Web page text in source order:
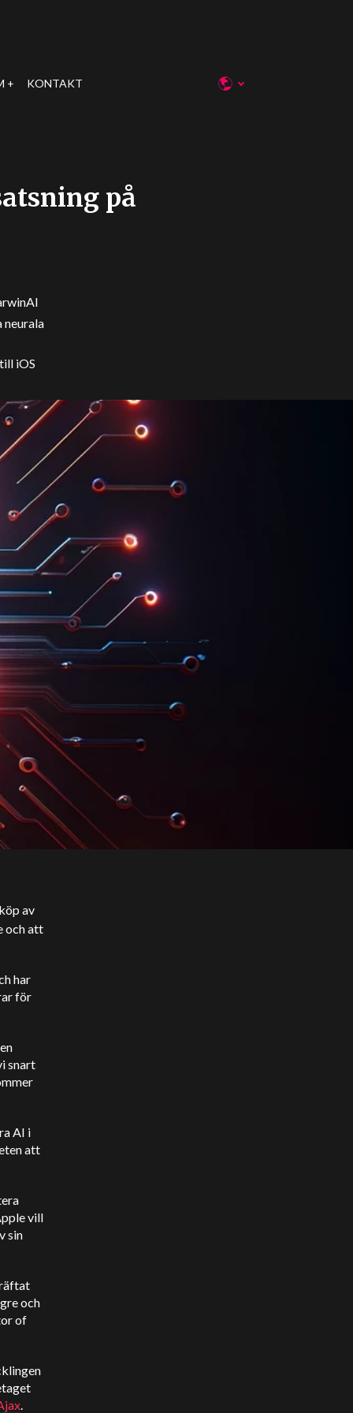
KONTAKT
på
neurala
iOS
av
och att
har
för
snart
AI i
att
vill
sin
och
of
.